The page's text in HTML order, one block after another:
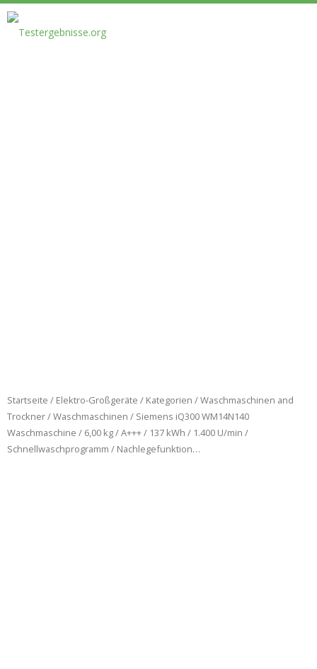
Startseite / Elektro-Großgeräte / Kategorien /Waschmaschinen and
Trockner/Waschmaschinen / Siemens iQ300 WM14N140
Waschmaschine / 6,00 kg / A+++ / 137 kWh / 1.400 U/min /
Schnellwaschprogramm / Nachlegefunktion…